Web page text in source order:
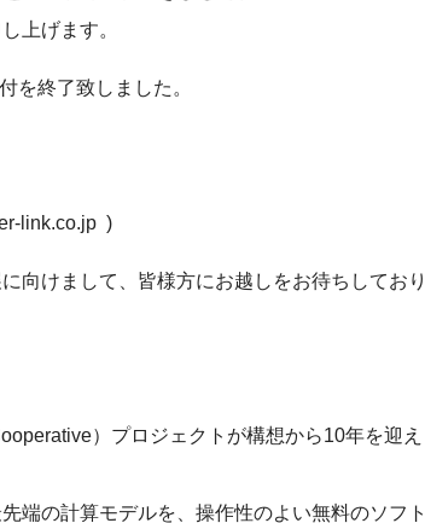
上げます。
を終了致しました。
link.co.jp )
向けまして、皆様方にお越しをお待ちしており
）プロジェクトが構想から10年を迎え
端の計算モデルを、操作性のよい無料のソフ